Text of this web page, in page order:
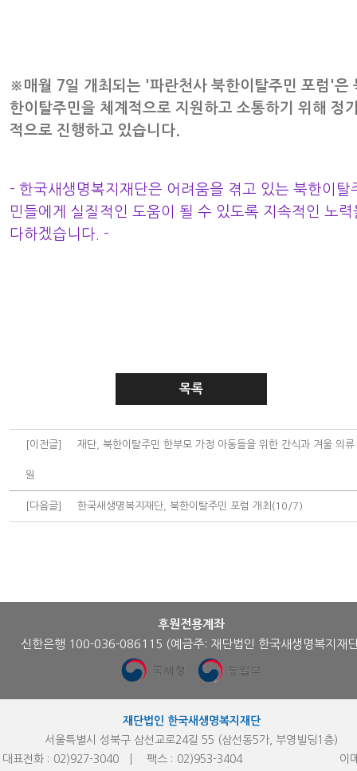
※매월 7일 개최되는 '파란천사 북한이탈주민 포럼'은
한이탈주민을 체계적으로 지원하고 소통하기 위해 정
적으로 진행하고 있습니다.
- 한국새생명복지재단은 어려움을 겪고 있는 북한이탈
민들에게 실질적인 도움이 될 수 있도록 지속적인 노력
다하겠습니다. -
목록
[이전글] 재단, 북한이탈주민 한부모 가정 아동들을 위한 간식과 겨울 의류
원
[다음글] 한국새생명복지재단, 북한이탈주민 포럼 개최(10/7)
후원전용계좌
신한은행 100-036-086115 (예금주: 재단법인 한국새생명복지재
재단법인 한국새생명복지재단
서울특별시 성북구 삼선교로24길 55 (삼선동5가, 부영빌딩1층)
대표전화 : 02)927-3040 팩스 : 02)953-3404 이